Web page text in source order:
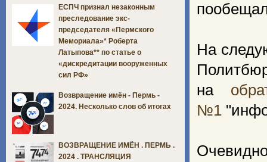
На
на
№1
ЕСПЧ признал незаконным
преследование экс-
председателя «Пермского
Мемориала»* Роберта
Латыпова** по статье о
«дискредитации вооруженных
сил РФ»
Возвращение имён - Пермь -
2024. Несколько слов об итогах
ВОЗВРАЩЕНИЕ ИМЁН . ПЕРМЬ .
2024 . ТРАНСЛЯЦИЯ